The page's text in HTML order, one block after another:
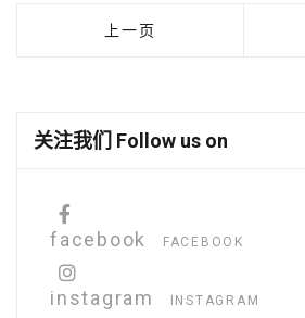
上一篇文章: 隐私政策
上一页
关注我们 Follow us on
facebook FACEBOOK
instagram INSTAGRAM